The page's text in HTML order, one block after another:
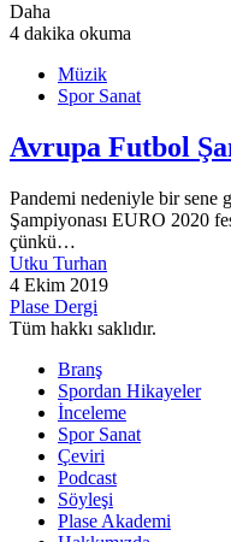
Daha
4 dakika okuma
Müzik
Spor Sanat
Avrupa Futbol
Pandemi nedeniyle bir sene
Şampiyonası EURO 2020
çünkü…
Utku Turhan
4 Ekim 2019
Plase Dergi
Tüm hakkı saklıdır.
Branş
Spordan Hikayeler
İnceleme
Spor Sanat
Çeviri
Podcast
Söyleşi
Plase Akademi